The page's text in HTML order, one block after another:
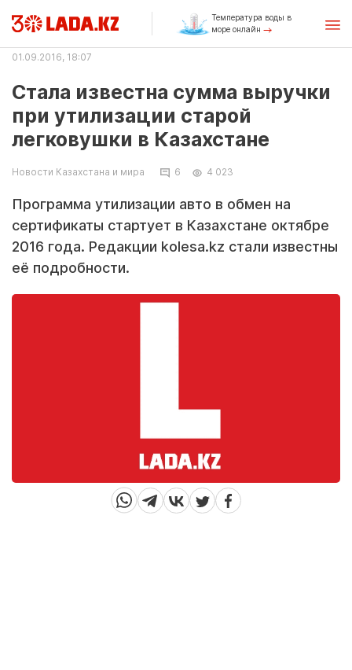
Температура воды в
море онлайн
01.09.2016, 18:07
Стала известна сумма выручки
при утилизации старой
легковушки в Казахстане
Новости Казахстана и мира 6 4 023
Программа утилизации авто в обмен на
сертификаты стартует в Казахстане октябре
2016 года. Редакции kolesa.kz стали известны
её подробности.